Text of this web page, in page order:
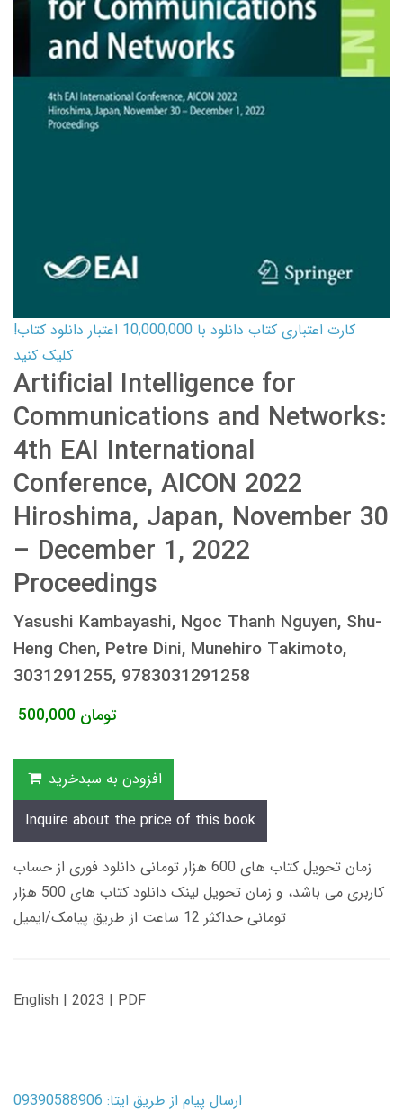
کارت اعتباری کتاب دانلود با 10,000,000 اعتبار دانلود کتاب!
کلیک کنید
Artificial Intelligence for
Communications and Networks:
4th EAI International
Conference, AICON 2022
Hiroshima, Japan, November 30
– December 1, 2022
Proceedings
Yasushi Kambayashi, Ngoc Thanh Nguyen, Shu-
Heng Chen, Petre Dini, Munehiro Takimoto,
3031291255, 9783031291258
500,000 تومان
افزودن به سبدخرید
Inquire about the price of this book
زمان تحویل کتاب های 600 هزار تومانی دانلود فوری از حساب
کاربری می باشد، و زمان تحویل لینک دانلود کتاب های 500 هزار
تومانی حداکثر 12 ساعت از طریق پیامک/ایمیل
English | 2023 | PDF
ارسال پیام از طریق ایتا: 09390588906